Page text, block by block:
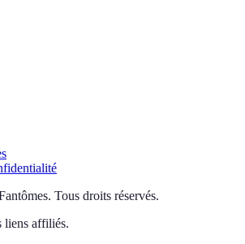
. Tous droits réservés.
liens affiliés.